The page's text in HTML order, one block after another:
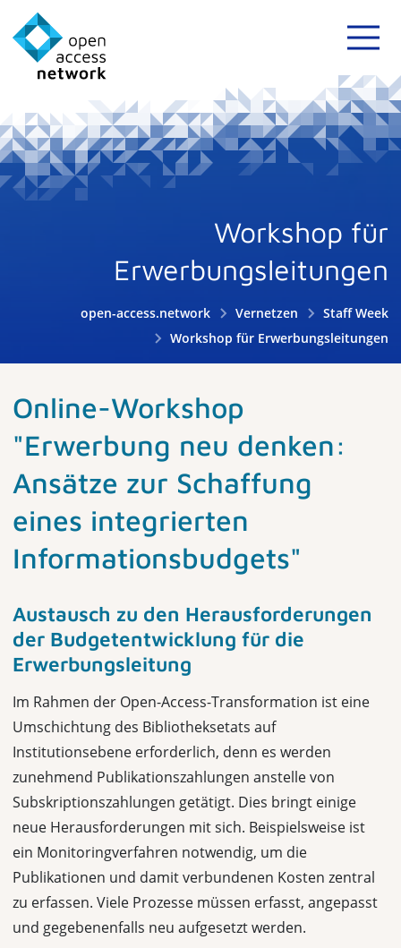
Workshop für
Erwerbungsleitungen
open-access.network Vernetzen
Staff Week
Workshop für Erwerbungsleitungen
Online-Workshop
"Erwerbung neu denken:
Ansätze zur Schaffung
eines integrierten
Informationsbudgets"
Austausch zu den Herausforderungen
der Budgetentwicklung für die
Erwerbungsleitung
Im Rahmen der Open-Access-Transformation ist eine
Umschichtung des Bibliotheksetats auf
Institutionsebene erforderlich, denn es werden
zunehmend Publikationszahlungen anstelle von
Subskriptionszahlungen getätigt. Dies bringt einige
neue Herausforderungen mit sich. Beispielsweise ist
ein Monitoringverfahren notwendig, um die
Publikationen und damit verbundenen Kosten zentral
zu erfassen. Viele Prozesse müssen erfasst, angepasst
und gegebenenfalls neu aufgesetzt werden.